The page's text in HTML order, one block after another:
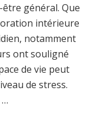
général. Que
intérieure
notamment
ont souligné
de vie peut
de stress.